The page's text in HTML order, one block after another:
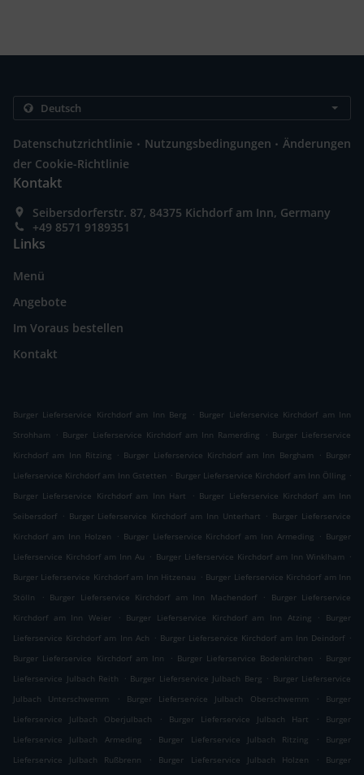
Datenschutzrichtlinie . Nutzungsbedingungen . Änderungen
der Cookie-Richtlinie
Kontakt
Seibersdorferstr. 87, 84375 Kichdorf am Inn, Germany
+49 8571 9189351
Links
Menü
Angebote
Im Voraus bestellen
Kontakt
Burger Lieferservice Kirchdorf am Inn Berg . Burger Lieferservice Kirchdorf am Inn
Strohham
. Burger Lieferservice Kirchdorf am Inn Ramerding . Burger Lieferservice
Kirchdorf am Inn Ritzing . Burger Lieferservice Kirchdorf am Inn Bergham . Burger
Lieferservice Kirchdorf am Inn Gstetten . Burger Lieferservice Kirchdorf am Inn Ölling .
Burger Lieferservice Kirchdorf am Inn Hart
. Burger Lieferservice Kirchdorf am Inn
Seibersdorf . Burger Lieferservice Kirchdorf am Inn Unterhart . Burger Lieferservice
Kirchdorf am Inn Holzen
. Burger Lieferservice Kirchdorf am Inn Armeding . Burger
Lieferservice Kirchdorf am Inn Au . Burger Lieferservice Kirchdorf am Inn Winklham .
Burger Lieferservice Kirchdorf am Inn Hitzenau . Burger Lieferservice Kirchdorf am Inn
Stölln
. Burger Lieferservice Kirchdorf am Inn Machendorf .
Burger Lieferservice
Kirchdorf am Inn Weier
. Burger Lieferservice Kirchdorf am Inn Atzing .
Burger
Lieferservice Kirchdorf am Inn Ach . Burger Lieferservice Kirchdorf am Inn Deindorf .
Burger Lieferservice Kirchdorf am Inn
. Burger Lieferservice Bodenkirchen . Burger
Lieferservice Julbach Reith
. Burger Lieferservice Julbach Berg . Burger Lieferservice
Julbach Unterschwemm
. Burger Lieferservice Julbach Oberschwemm .
Burger
Lieferservice Julbach Oberjulbach
. Burger Lieferservice Julbach Hart .
Burger
Lieferservice Julbach Armeding
. Burger Lieferservice Julbach Ritzing .
Burger
Lieferservice Julbach Rußbrenn
. Burger Lieferservice Julbach Holzen .
Burger